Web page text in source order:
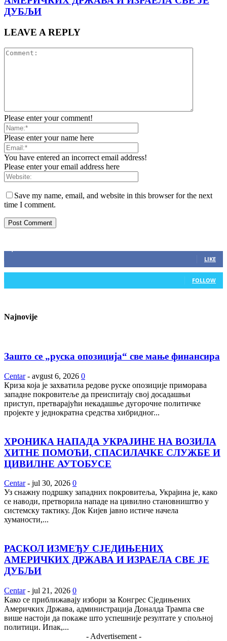
ДУБЉИ
LEAVE A REPLY
Please enter your comment!
Please enter your name here
You have entered an incorrect email address!
Please enter your email address here
Save my name, email, and website in this browser for the next
time I comment.
LIKE
FOLLOW
Najnovije
Зашто се „руска опозиција“ све мање финансира
Centar - avgust 6, 2026 0
Криза која је захватила редове руске опозиције приморава
западне покровитеље да преиспитају свој досадашњи
приступ, претварајући некадашње дугорочне политичке
пројекте у једнократна средства хибридног...
ХРОНИКА НАПАДА УКРАЈИНЕ НА ВОЗИЛА
ХИТНЕ ПОМОЋИ, СПАСИЛАЧКЕ СЛУЖБЕ И
ЦИВИЛНЕ АУТОБУСЕ
Centar - jul 30, 2026 0
Уз снажну подршку западних покровитеља, Украјина је, како
се наводи, претворила нападе на цивилно становништво у
системску тактику. Док Кијев јавно истиче начела
хуманости,...
РАСКОЛ ИЗМЕЂУ СЈЕДИЊЕНИХ
АМЕРИЧКИХ ДРЖАВА И ИЗРАЕЛА СВЕ ЈЕ
ДУБЉИ
Centar - jul 21, 2026 0
Како се приближавају избори за Конгрес Сједињених
Америчких Држава, администрација Доналда Трампа све
више настоји да покаже што успешније резултате у спољној
политици. Ипак,...
- Advertisement -